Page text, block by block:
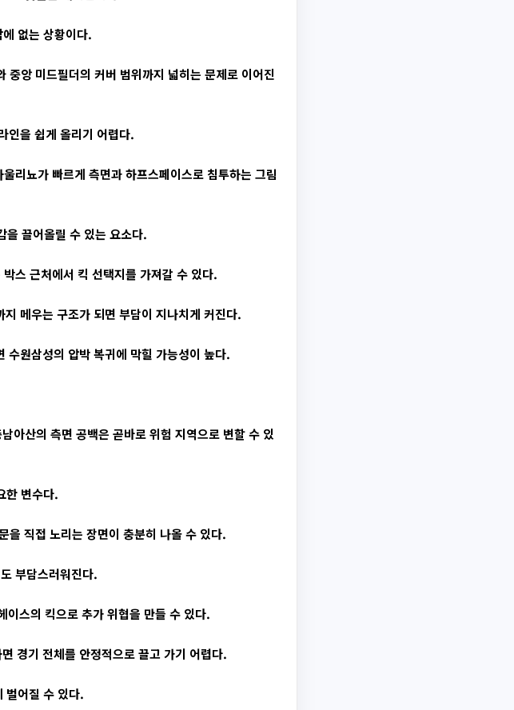
없는 상황이다.
앙 미드필더의 커버 범위까지 넓히는 문제로 이어진
인을 쉽게 올리기 어렵다.
리뇨가 빠르게 측면과 하프스페이스로 침투하는 그림
을 끌어올릴 수 있는 요소다.
스 근처에서 킥 선택지를 가져갈 수 있다.
메우는 구조가 되면 부담이 지나치게 커진다.
수원삼성의 압박 복귀에 막힐 가능성이 높다.
아산의 측면 공백은 곧바로 위험 지역으로 변할 수 있
한 변수다.
을 직접 노리는 장면이 충분히 나올 수 있다.
부담스러워진다.
이스의 킥으로 추가 위협을 만들 수 있다.
경기 전체를 안정적으로 끌고 가기 어렵다.
벌어질 수 있다.